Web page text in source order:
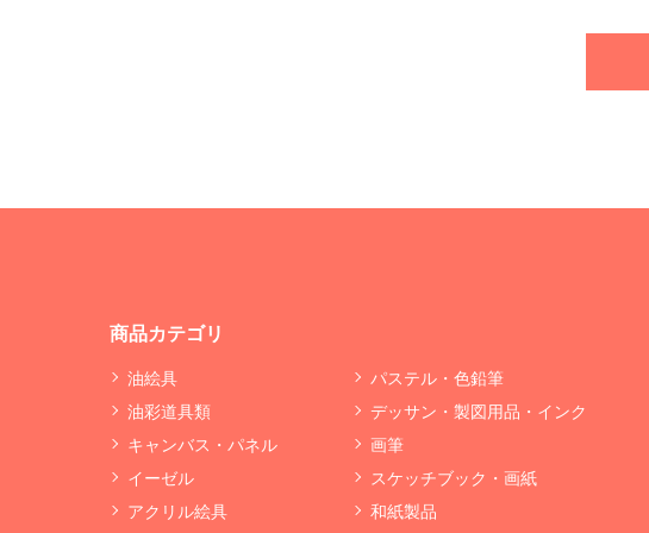
商品カテゴリ
油絵具
油彩道具類
キャンバス・パネル
イーゼル
アクリル絵具
パステル・色鉛筆
デッサン・製図用品・インク
画筆
スケッチブック・画紙
和紙製品